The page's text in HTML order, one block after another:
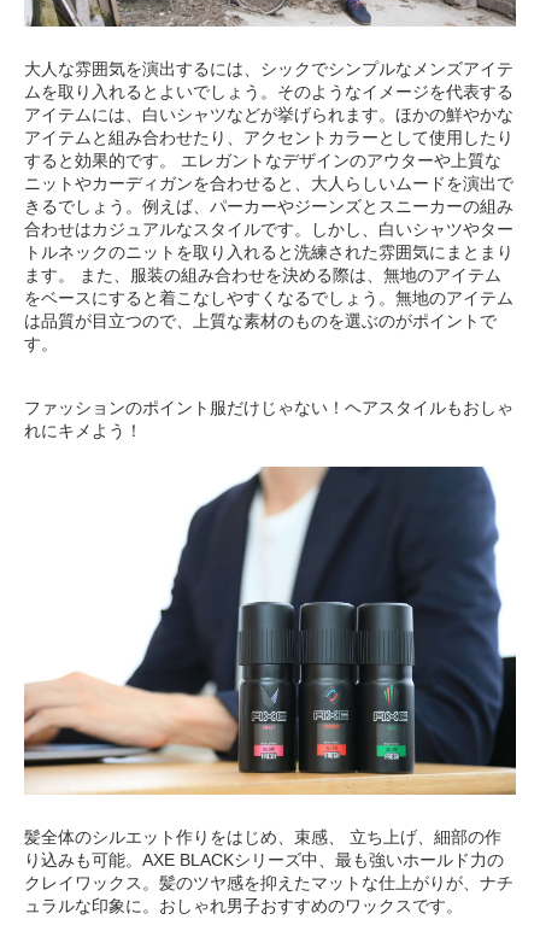
大人な雰囲気を演出するには、シックでシンプルなメンズアイテ
ムを取り入れるとよいでしょう。そのようなイメージを代表する
アイテムには、白いシャツなどが挙げられます。ほかの鮮やかな
アイテムと組み合わせたり、アクセントカラーとして使用したり
すると効果的です。 エレガントなデザインのアウターや上質な
ニットやカーディガンを合わせると、大人らしいムードを演出で
きるでしょう。例えば、パーカーやジーンズとスニーカーの組み
合わせはカジュアルなスタイルです。しかし、白いシャツやター
トルネックのニットを取り入れると洗練された雰囲気にまとまり
ます。 また、服装の組み合わせを決める際は、無地のアイテム
をベースにすると着こなしやすくなるでしょう。無地のアイテム
は品質が目立つので、上質な素材のものを選ぶのがポイントで
す。
ファッションのポイント服だけじゃない！ヘアスタイルもおしゃ
れにキメよう！
髪全体のシルエット作りをはじめ、束感、 立ち上げ、細部の作
り込みも可能。AXE BLACKシリーズ中、最も強いホールド力の
クレイワックス。髪のツヤ感を抑えたマットな仕上がりが、ナチ
ュラルな印象に。おしゃれ男子おすすめのワックスです。